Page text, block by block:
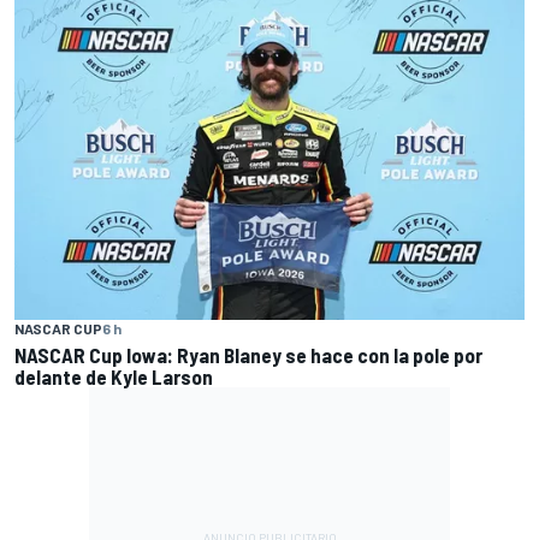
NASCAR CUP6 h
NASCAR Cup Iowa: Ryan Blaney se hace con la pole por
delante de Kyle Larson